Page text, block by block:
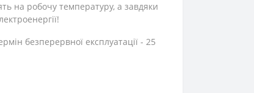
на робочу температуру, а завдяки
безперервної експлуатації - 25